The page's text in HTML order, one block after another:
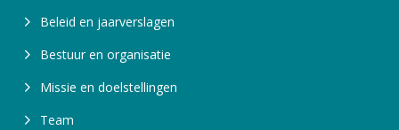
Beleid en jaarverslagen
Bestuur en organisatie
Missie en doelstellingen
Team